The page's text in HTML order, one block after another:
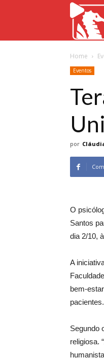
Home
Eventos
por
O
Santos
dia 2/10,
A
bem-
pacientes.
Segundo
religiosa.